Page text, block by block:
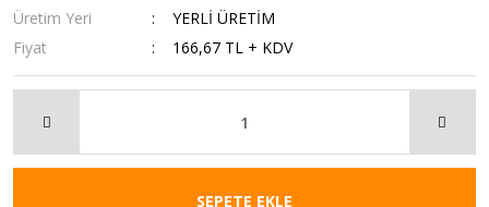
Üretim Yeri
YERLİ ÜRETİM
Fiyat
166,67 TL + KDV
SEPETE EKLE